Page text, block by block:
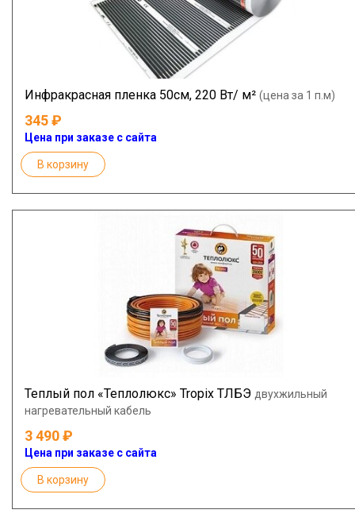
Инфракрасная пленка 50см, 220 Вт/ м² (цена за 1 п.м)
345
Цена при заказе с сайта
В корзину
Теплый пол «Теплолюкс» Tropix ТЛБЭ двухжильный
нагревательный кабель
3 490
Цена при заказе с сайта
В корзину